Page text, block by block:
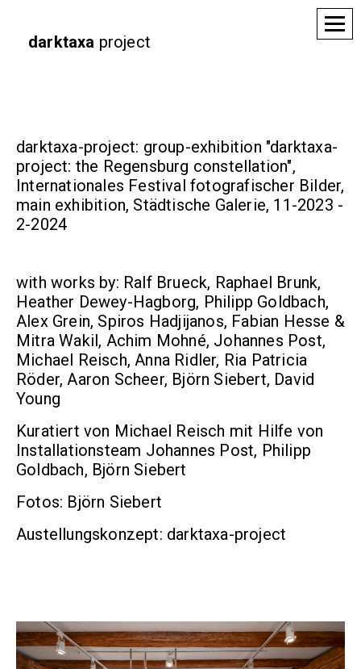
darktaxa project
darktaxa-project: group-exhibition "darktaxa-
project: the Regensburg constellation",
Internationales Festival fotografischer Bilder,
main exhibition, Städtische Galerie, 11-2023 -
2-2024
with works by: Ralf Brueck, Raphael Brunk,
Heather Dewey-Hagborg, Philipp Goldbach,
Alex Grein, Spiros Hadjijanos, Fabian Hesse &
Mitra Wakil, Achim Mohné, Johannes Post,
Michael Reisch, Anna Ridler, Ria Patricia
Röder, Aaron Scheer, Björn Siebert, David
Young
Kuratiert von Michael Reisch mit Hilfe von
Installationsteam Johannes Post, Philipp
Goldbach, Björn Siebert
Fotos: Björn Siebert
Austellungskonzept: darktaxa-project